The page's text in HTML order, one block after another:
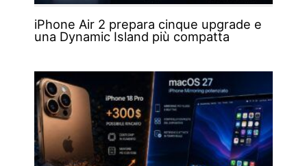
iPhone Air 2 prepara cinque upgrade e
una Dynamic Island più compatta